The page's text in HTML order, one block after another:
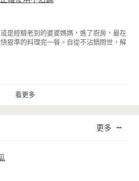
是經驗老到的婆婆媽媽，進了廚房，最在
狠準的料理完一餐。自從不沾鍋問世，解
年年穩居銷售排行榜的前幾名。然而如何
看更多
更多